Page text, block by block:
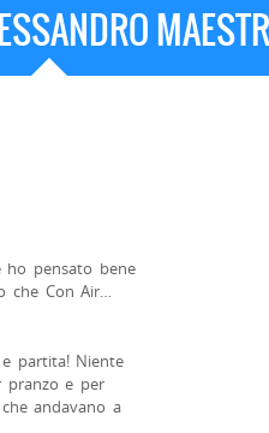
pensato bene
che Con Air…
partita! Niente
pranzo e per
andavano a